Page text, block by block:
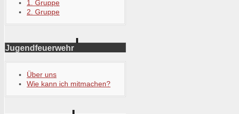
1. Gruppe
2. Gruppe
Jugendfeuerwehr
Über uns
Wie kann ich mitmachen?